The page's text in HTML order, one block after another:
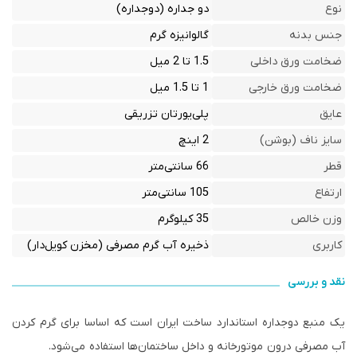
نوع
دو جداره (دوجداره)
جنس بدنه
گالوانیزه گرم
ضخامت ورق داخلی
1.5 تا 2 میل
ضخامت ورق خارجی
1 تا 1.5 میل
عایق
پلی‌یورتان تزریقی
سایز ناف (بوشن)
2 اینچ
قطر
66 سانتی‌متر
ارتفاع
105 سانتی‌متر
وزن خالص
35 کیلوگرم
کاربری
ذخیره آب گرم مصرفی (مخزن کویل‌دار)
نقد و بررسی
یک منبع دوجداره استاندارد ساخت ایران است که اساسا برای گرم کردن
آب مصرفی درون موتورخانه و داخل ساختمان‌ها استفاده می‌شود.